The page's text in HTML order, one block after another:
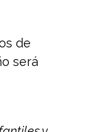
de
será